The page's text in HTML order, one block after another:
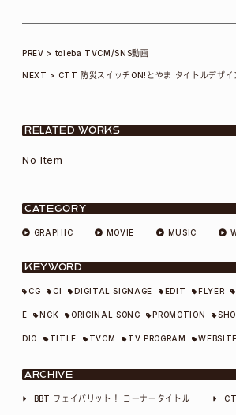
投
ナ
ゲ
ー
シ
ョ
ン
toieba TVCM/SNS動画
CTT 防災スイッチON!とやま タイトルデザ
RELATED WORKS
No Item
CATEGORY
GRAPHIC MOVIE MUSIC
KEYWORD
CG CI DIGITAL SIGNAGE EDIT FLYER
E NGK ORIGINAL SONG PROMOTION
DIO TITLE TVCM TV PROGRAM WEBSITE
ARCHIVE
BBT フェイバリット！ コーナータイトル